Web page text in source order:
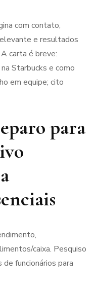
com contato,
e resultados
carta é breve:
Starbucks e como
em equipe; cito
para
caixa. Pesquiso
funcionários para